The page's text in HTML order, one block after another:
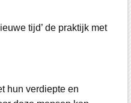
tijd’ de praktijk met
hun verdiepte en